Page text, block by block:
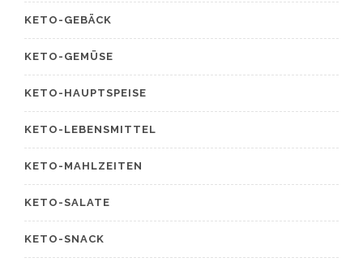
KETO-GEBÄCK
KETO-GEMÜSE
KETO-HAUPTSPEISE
KETO-LEBENSMITTEL
KETO-MAHLZEITEN
KETO-SALATE
KETO-SNACK